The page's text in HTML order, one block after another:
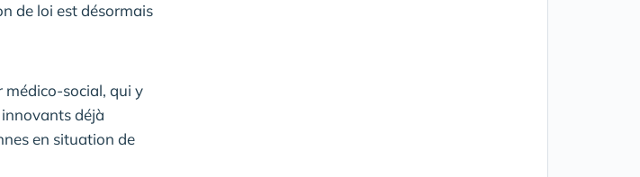
de loi est désormais
médico-social, qui y
déjà
en situation de